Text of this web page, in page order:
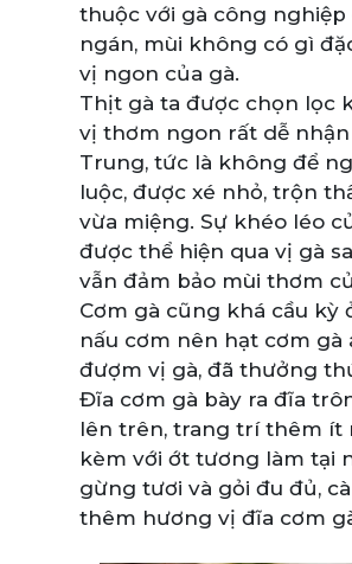
thuộc với gà công
ngán, mùi không có gì
vị ngon của gà.
Thịt gà ta được chọn lọc
vị thơm ngon rất dễ nhận
Trung, tức là không để
luộc, được xé nhỏ, trộn
vừa miệng. Sự khéo léo
được thể hiện qua vị gà
vẫn đảm bảo mùi thơm
Cơm gà cũng khá cầu kỳ
nấu cơm nên hạt cơm
đượm vị gà, đã thưởng
Đĩa cơm gà bày ra đĩa
lên trên, trang trí thêm ít
kèm với ớt tương làm tại
gừng tươi và gỏi đu đủ,
thêm hương vị đĩa cơm